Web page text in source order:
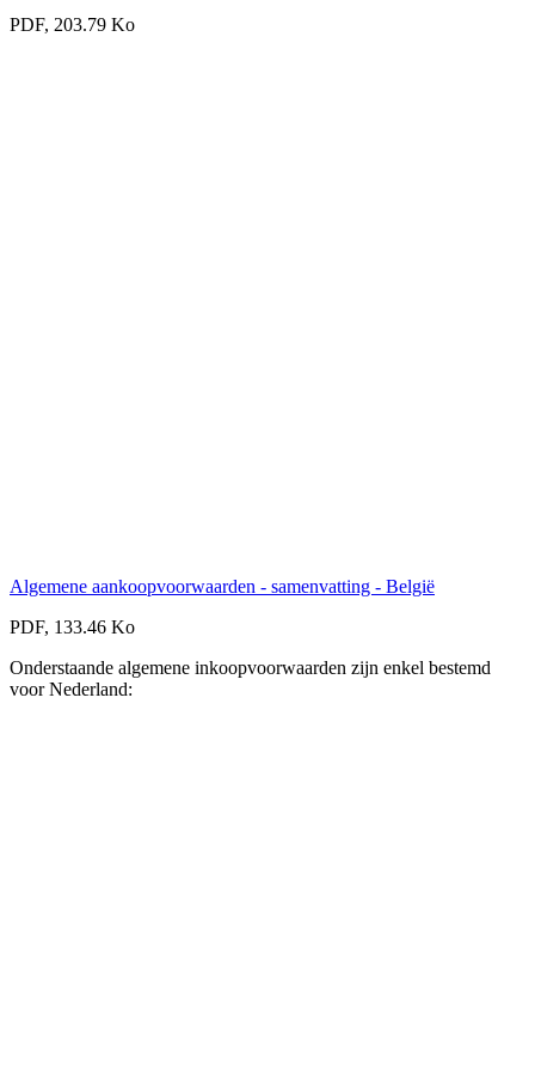
PDF, 203.79 Ko
Algemene aankoopvoorwaarden - samenvatting - België
PDF, 133.46 Ko
Onderstaande algemene inkoopvoorwaarden zijn enkel bestemd
voor Nederland: